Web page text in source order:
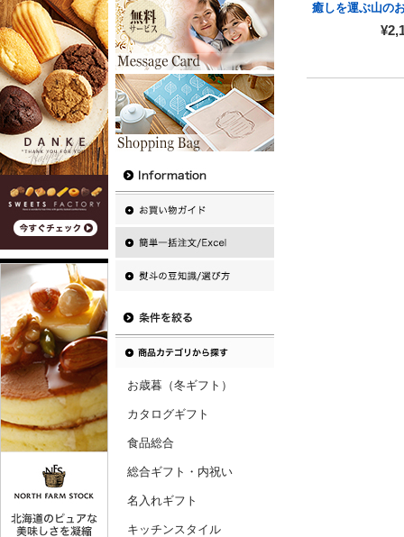
お歳暮（冬ギフト）
カタログギフト
食品総合
総合ギフト・内祝い
名入れギフト
キッチンスタイル
癒しを運ぶ山の